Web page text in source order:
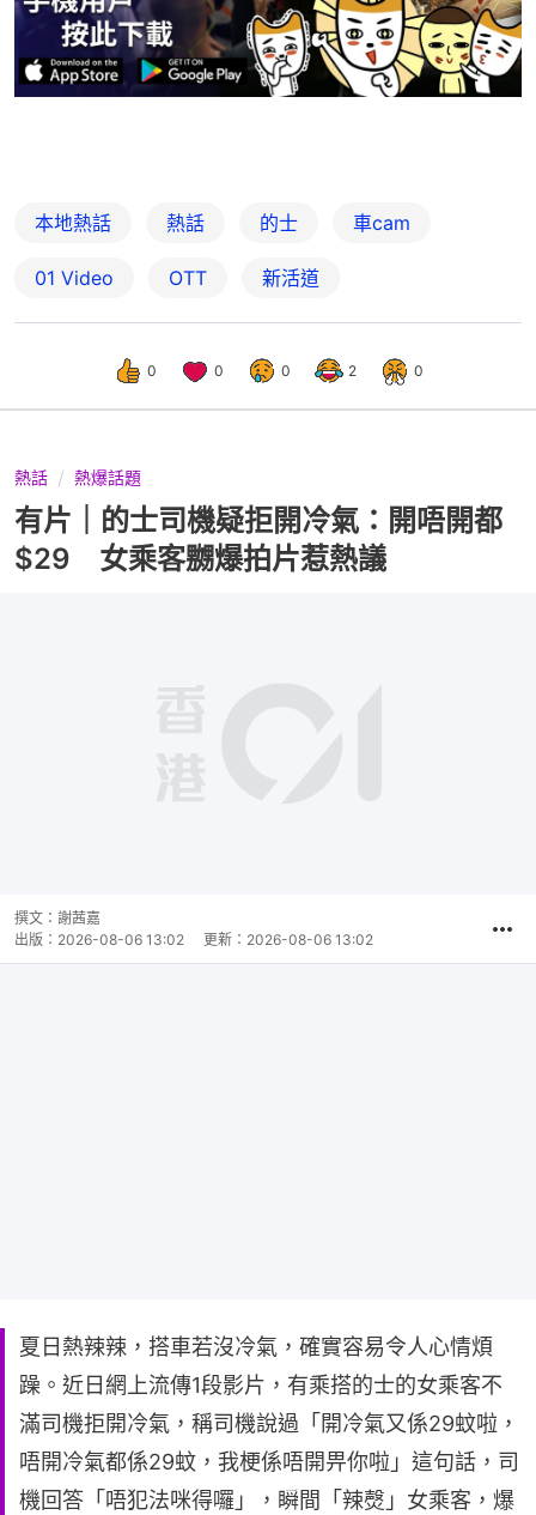
本地熱話 熱話 的士 車cam
01 Video OTT 新活道
0 0 0 2 0
熱話 熱爆話題
有片｜的士司機疑拒開冷氣：開唔開都
$29 女乘客嬲爆拍片惹熱議
撰文： 謝茜嘉
出版： 2026-08-06 13:02 更新： 2026-08-06 13:02
夏日熱辣辣，搭車若沒冷氣，確實容易令人心情煩
躁。近日網上流傳1段影片，有乘搭的士的女乘客不
滿司機拒開冷氣，稱司機說過「開冷氣又係29蚊啦，
唔開冷氣都係29蚊，我梗係唔開畀你啦」這句話，司
機回答「唔犯法咪得囉」，瞬間「辣㷫」女乘客，爆